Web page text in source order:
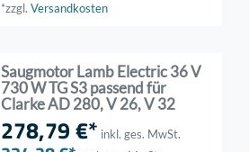
*zzgl.Versandkosten
Saugmotor Lamb Electric 36 V
730 W TG S3 passend für
Clarke AD 280, V 26, V 32
278,79 €* inkl. ges. MwSt.